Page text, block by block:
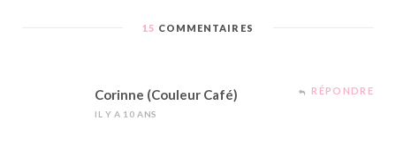
15 COMMENTAIRES
Corinne (Couleur Café)
IL Y A 10 ANS
RÉPONDRE